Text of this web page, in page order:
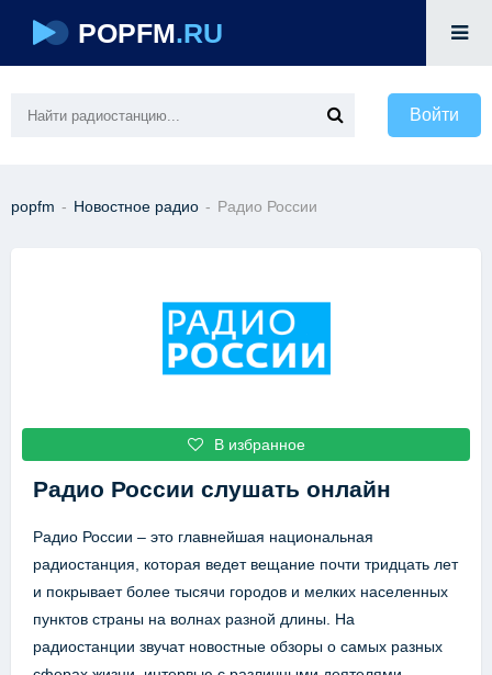
POPFM.RU
Войти
popfm - Новостное радио - Радио России
В избранное
Радио России слушать онлайн
Радио России – это главнейшая национальная
радиостанция, которая ведет вещание почти тридцать лет
и покрывает более тысячи городов и мелких населенных
пунктов страны на волнах разной длины. На
радиостанции звучат новостные обзоры о самых разных